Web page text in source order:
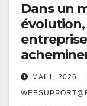
Dans un
évolution,
MAI 1, 2026